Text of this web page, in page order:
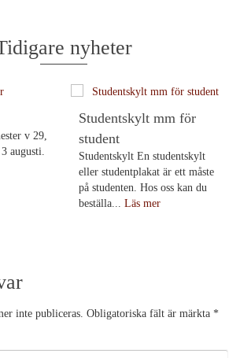
nyheter
v 29,
augusti.
Studentskylt mm för
student
Studentskylt En studentskylt
eller studentplakat är ett måste
på studenten. Hos oss kan du
beställa... Läs mer
inte publiceras. Obligatoriska fält är märkta *